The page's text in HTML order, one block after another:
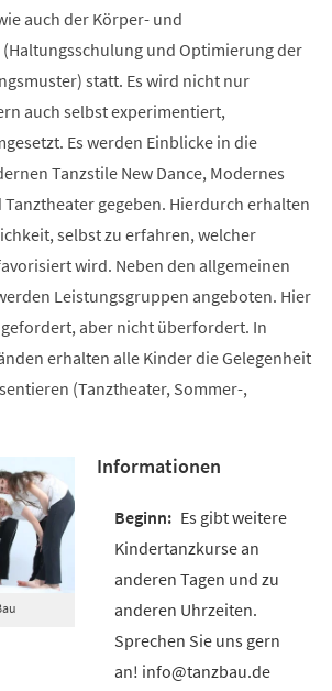
auch der Körper- und
und Optimierung der
statt. Es wird nicht nur
auch selbst experimentiert,
Es werden Einblicke in die
Tanzstile New Dance, Modernes
gegeben. Hierdurch erhalten
selbst zu erfahren, welcher
wird. Neben den allgemeinen
Leistungsgruppen angeboten. Hier
aber nicht überfordert. In
erhalten alle Kinder die Gelegenheit
(Tanztheater, Sommer-,
Informationen
Es gibt weitere
Kindertanzkurse an
anderen Tagen und zu
anderen Uhrzeiten.
Sprechen Sie uns gern
an! info@tanzbau.de